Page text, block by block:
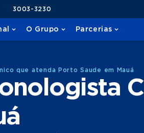
3003-3230
O Grupo Parcerias
que atenda Porto Saude em Mauá